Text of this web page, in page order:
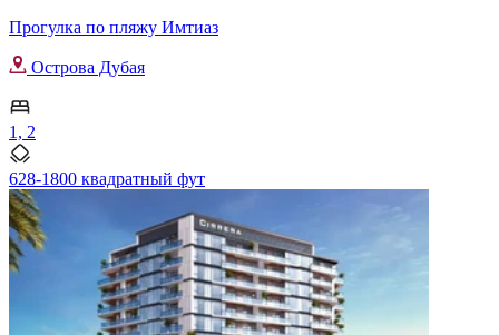
Прогулка по пляжу Имтиаз
Острова Дубая
1, 2
628-1800 квадратный фут